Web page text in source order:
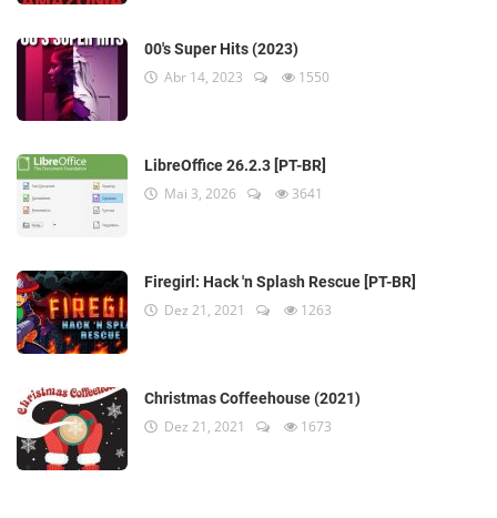
00's Super Hits (2023)
Abr 14, 2023 1550
LibreOffice 26.2.3 [PT-BR]
Mai 3, 2026 3641
Firegirl: Hack 'n Splash Rescue [PT-BR]
Dez 21, 2021 1263
Christmas Coffeehouse (2021)
Dez 21, 2021 1673